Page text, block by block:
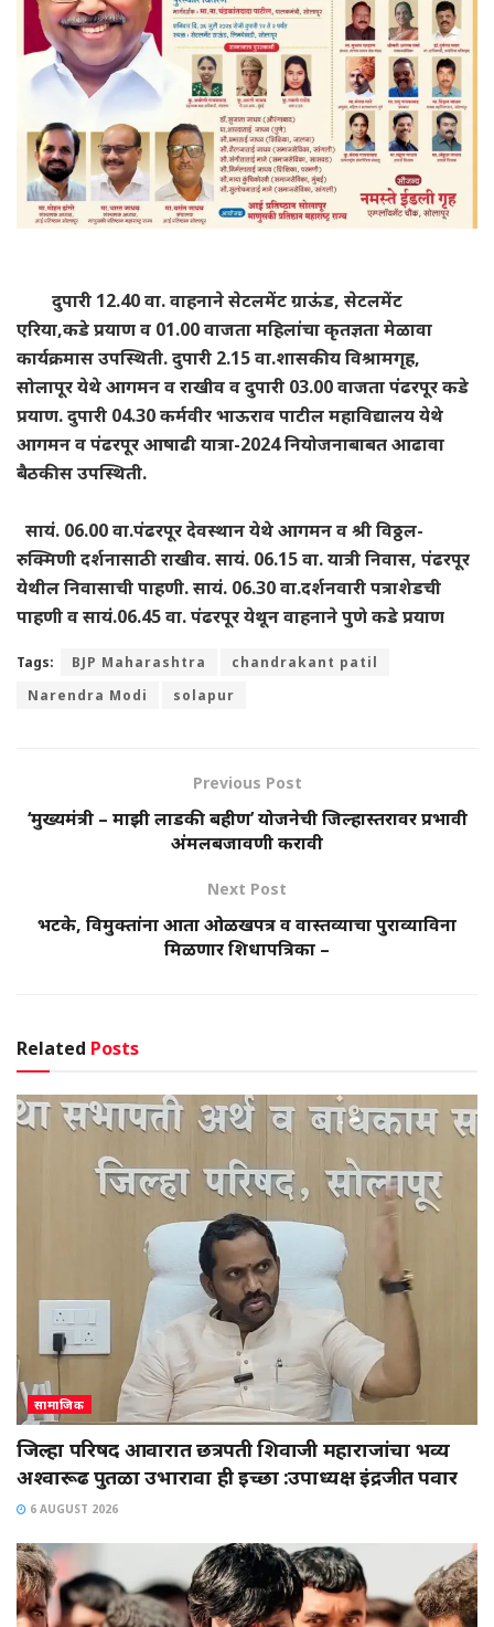
दुपारी 12.40 वा. वाहनाने सेटलमेंट ग्राऊंड, सेटलमेंट
एरिया,कडे प्रयाण व 01.00 वाजता महिलांचा कृतज्ञता मेळावा
कार्यक्रमास उपस्थिती. दुपारी 2.15 वा.शासकीय विश्रामगृह,
सोलापूर येथे आगमन व राखीव व दुपारी 03.00 वाजता पंढरपूर कडे
प्रयाण. दुपारी 04.30 कर्मवीर भाऊराव पाटील महाविद्यालय येथे
आगमन व पंढरपूर आषाढी यात्रा-2024 नियोजनाबाबत आढावा
बैठकीस उपस्थिती.
सायं. 06.00 वा.पंढरपूर देवस्थान येथे आगमन व श्री विठ्ठल-
रुक्मिणी दर्शनासाठी राखीव. सायं. 06.15 वा. यात्री निवास, पंढरपूर
येथील निवासाची पाहणी. सायं. 06.30 वा.दर्शनवारी पत्राशेडची
पाहणी व सायं.06.45 वा. पंढरपूर येथून वाहनाने पुणे कडे प्रयाण
Tags: BJP Maharashtra
chandrakant patil
Narendra Modi
solapur
Previous Post
‘मुख्यमंत्री – माझी लाडकी बहीण’ योजनेची जिल्हास्तरावर प्रभावी
अंमलबजावणी करावी
Next Post
भटके, विमुक्तांना आता ओळखपत्र व वास्तव्याचा पुराव्याविना
मिळणार शिधापत्रिका –
Related Posts
सामाजिक
जिल्हा परिषद आवारात छत्रपती शिवाजी महाराजांचा भव्य
अश्वारूढ पुतळा उभारावा ही इच्छा :उपाध्यक्ष इंद्रजीत पवार
6 AUGUST 2026